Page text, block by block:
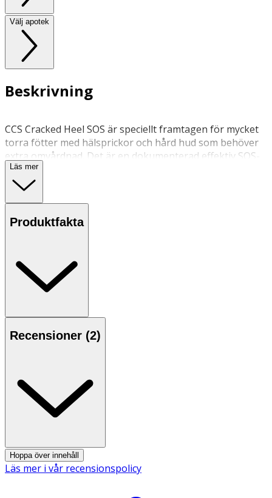
Välj apotek
Beskrivning
CCS Cracked Heel SOS är speciellt framtagen för mycket
torra fötter med hälsprickor och hård hud som behöver
extra omvårdnad. Det är en dokumenterad effektiv SOS-
produkt som bidrar som spetsprodukt i fotvårdshyllan.
Mjukgör och vårdar effektivt torra hälar, förhårdnader
Användning
förbättringar efter 7 dagar.
• Följ anvisningar på produkten/bruksanvisningen.
Aqua, Urea, Canola Oil, Lactic Acid, Dimethicone,
Caprylic/Capric Triglyceride, Ammonium Lactate, Cetyl
Alcohol, Stearyl Alcohol, Glyceryl Stearate, Sodium PCA,
Oil,Limonene), Glycine Soja Oil, Benzoic Acid,
Dehydroacetic Acid, Tocopherol, Beta-Sitosterol,
Squalene.
Läs mer
Produktfakta
Recensioner (2)
Hoppa över innehåll
Läs mer i vår recensionspolicy